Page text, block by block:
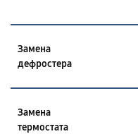
Замена
дефростера
Замена
термостата